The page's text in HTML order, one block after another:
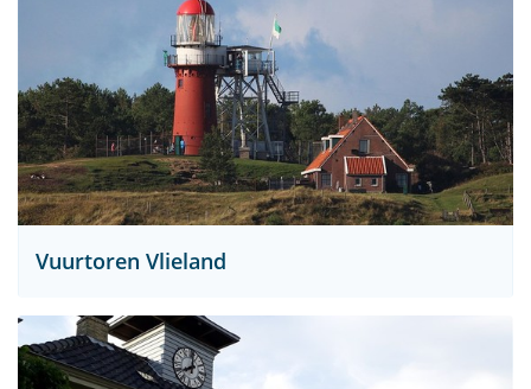
Vuurtoren Vlieland